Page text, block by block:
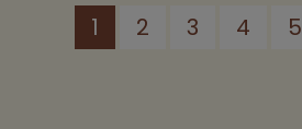
1 2 3 4 5